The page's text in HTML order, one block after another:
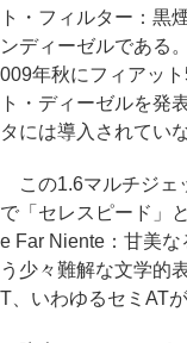
ト・フィルター：黒
ンディーゼルである
009年秋にフィアッ
ト・ディーゼルを発
タには導入されていな
この1.6マルチジェ
で「セレスピード」
e Far Niente：甘美
う少々難解な文学的
T、いわゆるセミAT